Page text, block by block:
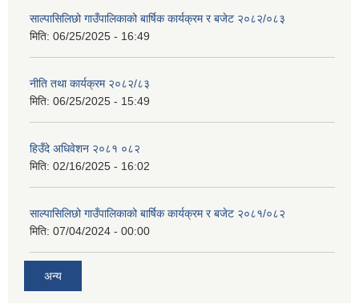
साल्पासिलिछो गाउँपालिकाको बार्षिक कार्यक्रम र बजेट २०८२/०८३
मिति: 06/25/2025 - 16:49
नीति तथा कार्यक्रम २०८२/८३
मिति: 06/25/2025 - 15:49
हिउँदे अधिवेशन २०८१ ०८२
मिति: 02/16/2025 - 16:02
साल्पासिलिछो गाउँपालिकाको बार्षिक कार्यक्रम र बजेट २०८१/०८२
मिति: 07/04/2024 - 00:00
अन्य